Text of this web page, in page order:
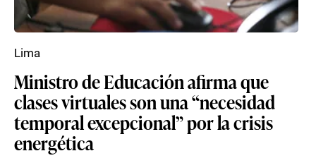
Ministro de Educación afirma que
clases virtuales son una “necesidad
temporal excepcional” por la crisis
energética
Lima